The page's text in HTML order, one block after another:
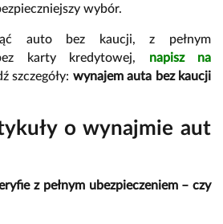
wybór.
auto bez kaucji, z pełnym
karty kredytowej, napisz na
szczegóły: wynajem auta bez kaucji
o wynajmie aut
z pełnym ubezpieczeniem – czy